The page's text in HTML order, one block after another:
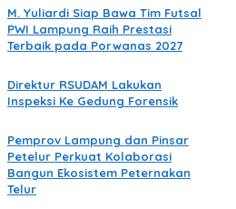
M. Yuliardi Siap Bawa Tim Futsal
PWI Lampung Raih Prestasi
Terbaik pada Porwanas 2027
Direktur RSUDAM Lakukan
Inspeksi Ke Gedung Forensik
Pemprov Lampung dan Pinsar
Petelur Perkuat Kolaborasi
Bangun Ekosistem Peternakan
Telur